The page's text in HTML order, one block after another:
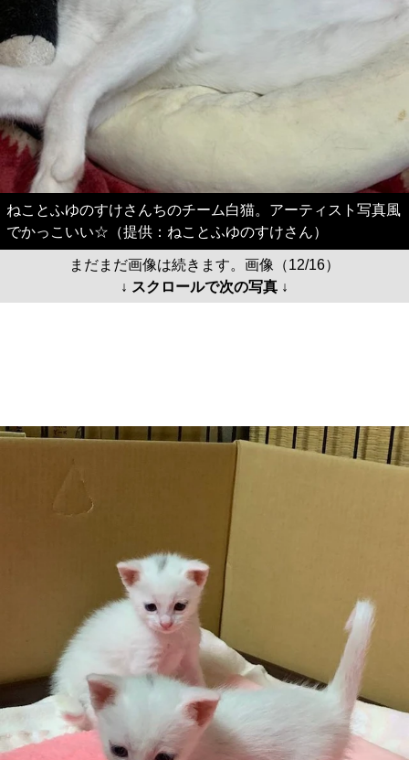
ねことふゆのすけさんちのチーム白猫。アーティスト写真風
でかっこいい☆（提供：ねことふゆのすけさん）
まだまだ画像は続きます。画像（12/16）
↓ スクロールで次の写真 ↓